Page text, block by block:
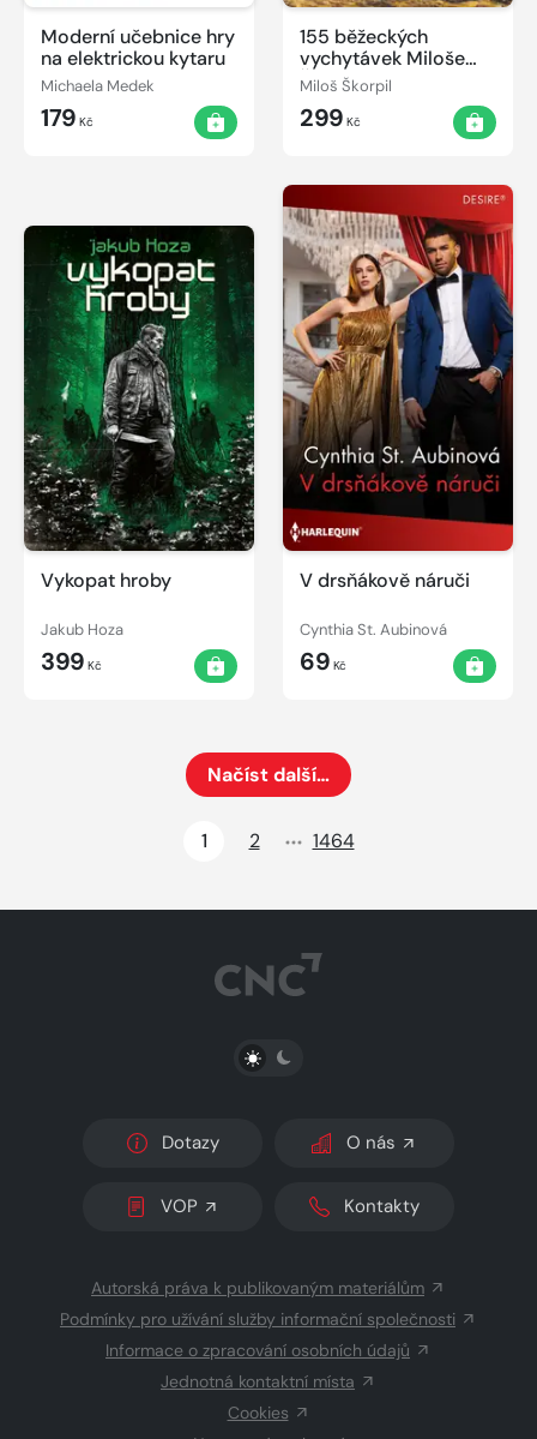
Moderní učebnice hry
na elektrickou kytaru
Michaela Medek
179 Kč
155 běžeckých
vychytávek Miloše
Škorpila
Miloš Škorpil
299 Kč
Vykopat hroby
Jakub Hoza
399 Kč
V drsňákově náruči
Cynthia St. Aubinová
69 Kč
Načíst další…
1
2 1464
PŘEPNOUT SVĚTLÝ/TMAVÝ REŽIM
Dotazy O nás
VOP Kontakty
Autorská práva k publikovaným materiálům
Podmínky pro užívání služby informační společnosti
Informace o zpracování osobních údajů
Jednotná kontaktní místa
Cookies